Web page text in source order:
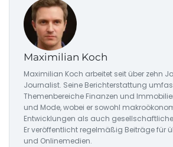
Maximilian Koch
Maximilian Koch arbeitet seit über zehn
Journalist. Seine Berichterstattung
Themenbereiche Finanzen und
und Mode, wobei er sowohl
Entwicklungen als auch
Er veröffentlicht regelmäßig Beiträge für
und Onlinemedien.